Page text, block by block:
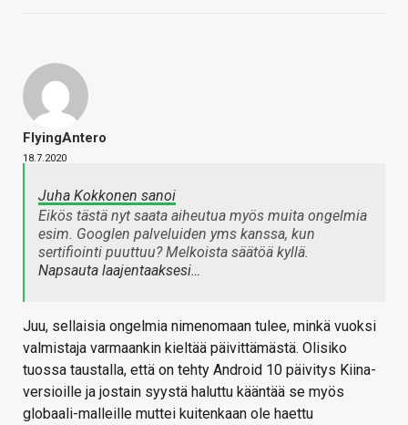
FlyingAntero
18.7.2020
Juha Kokkonen sanoi
Eikös tästä nyt saata aiheutua myös muita ongelmia
esim. Googlen palveluiden yms kanssa, kun
sertifiointi puuttuu? Melkoista säätöä kyllä.
Napsauta laajentaaksesi…
Juu, sellaisia ongelmia nimenomaan tulee, minkä vuoksi
valmistaja varmaankin kieltää päivittämästä. Olisiko
tuossa taustalla, että on tehty Android 10 päivitys Kiina-
versioille ja jostain syystä haluttu kääntää se myös
globaali-malleille muttei kuitenkaan ole haettu